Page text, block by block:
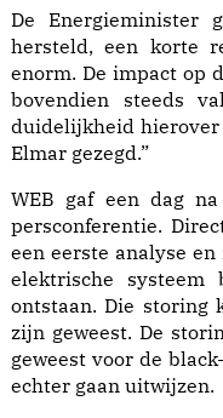
De Energieminister
hersteld, een korte
enorm. De impact op
bovendien steeds
duidelijkheid hierover
Elmar gezegd.”
WEB gaf een dag
persconferentie.
een eerste analyse
elektrische
ontstaan. Die storing
zijn geweest. De
geweest voor de
echter gaan uitwijzen.